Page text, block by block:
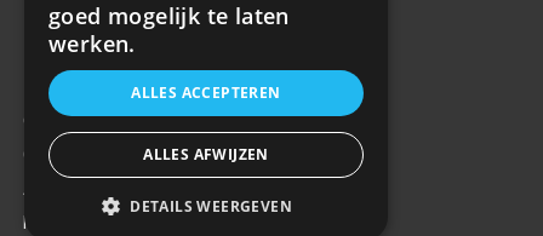
Klantenservice
Over ons
Contact
Algemene voorwaarden
Privacy Policy
goed mogelijk te laten
werken.
ALLES ACCEPTEREN
ALLES AFWIJZEN
DETAILS WEERGEVEN